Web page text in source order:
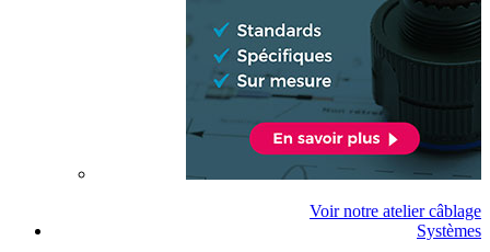
Voir notre atelier câblage
Systèmes